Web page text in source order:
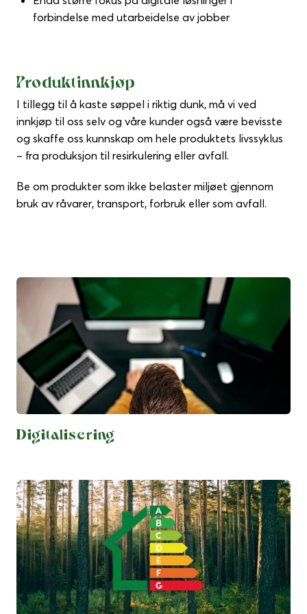
forbindelse med utarbeidelse av jobber
Produktinnkjøp
I tillegg til å kaste søppel i riktig dunk, må vi ved
innkjøp til oss selv og våre kunder også være bevisste
og skaffe oss kunnskap om hele produktets livssyklus
– fra produksjon til resirkulering eller avfall.
Be om produkter som ikke belaster miljøet gjennom
bruk av råvarer, transport, forbruk eller som avfall.
Digitalisering